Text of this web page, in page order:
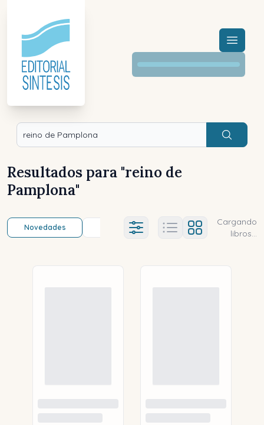
Menú
Buscar
Resultados para "reino de
Pamplona"
Novedades Título (a-z) Título (z-a)
Ajustes abierto
Cargando
libros...